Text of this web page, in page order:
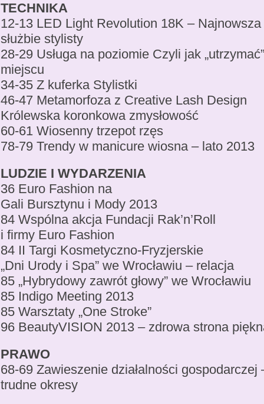
TECHNIKA
12-13 LED Light Revolution 18K –
służbie stylisty
28-29 Usługa na poziomie Czyli jak
miejscu
34-35 Z kuferka Stylistki
46-47 Metamorfoza z Creative Lash Design
Królewska koronkowa zmysłowość
60-61 Wiosenny trzepot rzęs
78-79 Trendy w manicure wiosna – lato 2013
LUDZIE I WYDARZENIA
36 Euro Fashion na
Gali Bursztynu i Mody 2013
84 Wspólna akcja Fundacji Rak’n’Roll
i firmy Euro Fashion
84 II Targi Kosmetyczno-Fryzjerskie
„Dni Urody i Spa” we Wrocławiu – relacja
85 „Hybrydowy zawrót głowy” we Wrocławiu
85 Indigo Meeting 2013
85 Warsztaty „One Stroke”
96 BeautyVISION 2013 – zdrowa strona
PRAWO
68-69 Zawieszenie działalności gospodarczej
trudne okresy